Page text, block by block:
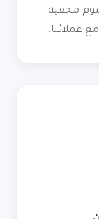
مخفية.
عملائنا.